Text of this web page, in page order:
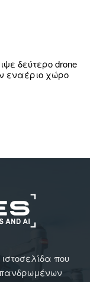
δεύτερο drone
εναέριο χώρο
που